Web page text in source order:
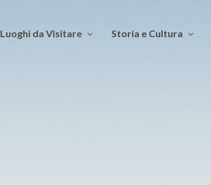
Luoghi da Visitare Storia e Cultura